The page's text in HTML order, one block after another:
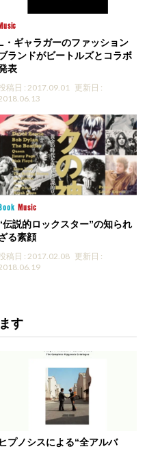
・ギャラガーのファッション
ランドがビートルズとコラボ
表
稿日 : 2017.09.01 更新日 :
Music
伝説的ロックスター”の知られ
る素顔
稿日 : 2017.02.08 更新日 :
す
ヒプノシスによる“全アルバ